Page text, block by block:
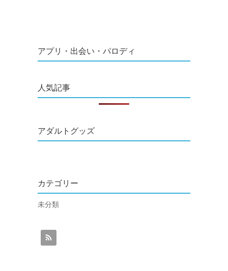
アプリ・出会い・パロディ
人気記事
アダルトグッズ
カテゴリー
未分類